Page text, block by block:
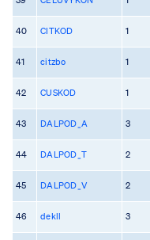
40 CITKOD 1
41 citzbo 1
42 CUSKOD 1
43 DALPOD_A 3
44 DALPOD_T 2
45 DALPOD_V 2
46 dekll 3